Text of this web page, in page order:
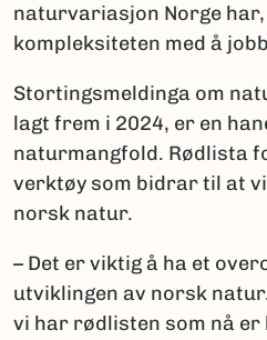
naturvariasjon Norge
kompleksiteten med å
Stortingsmeldinga om
lagt frem i 2024, er en
naturmangfold. Rødlista
verktøy som bidrar til at
norsk natur.
– Det er viktig å ha et
utviklingen av norsk
vi har rødlisten som nå er